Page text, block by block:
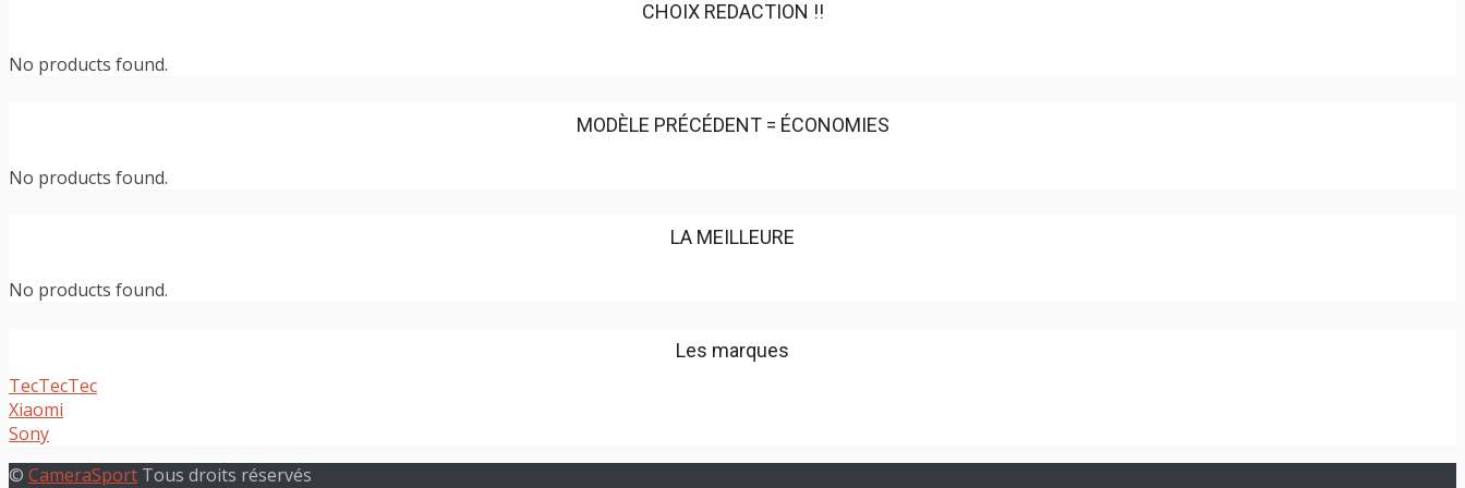
CHOIX REDACTION !!
No products found.
MODÈLE PRÉCÉDENT = ÉCONOMIES
No products found.
LA MEILLEURE
No products found.
Les marques
TecTecTec
Xiaomi
Sony
© CameraSport Tous droits réservés